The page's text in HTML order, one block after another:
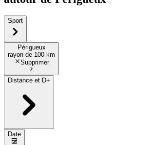
Sport
Périgueux
rayon de 100 km
Supprimer
Distance et D+
Date